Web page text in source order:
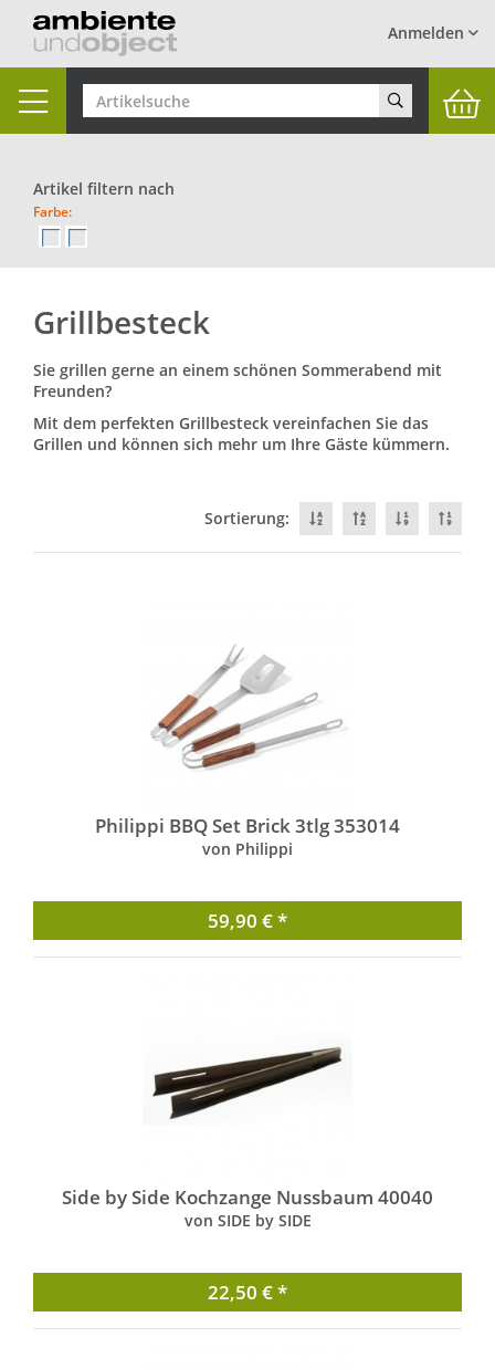
Anmelden
Toggle
navigation
Artikel filtern nach
Farbe:
Grillbesteck
Sie grillen gerne an einem schönen Sommerabend mit
Freunden?
Mit dem perfekten Grillbesteck vereinfachen Sie das
Grillen und können sich mehr um Ihre Gäste kümmern.
Sortierung:
Philippi BBQ Set Brick 3tlg 353014
von Philippi
59,90 € *
Side by Side Kochzange Nussbaum 40040
von SIDE by SIDE
22,50 € *